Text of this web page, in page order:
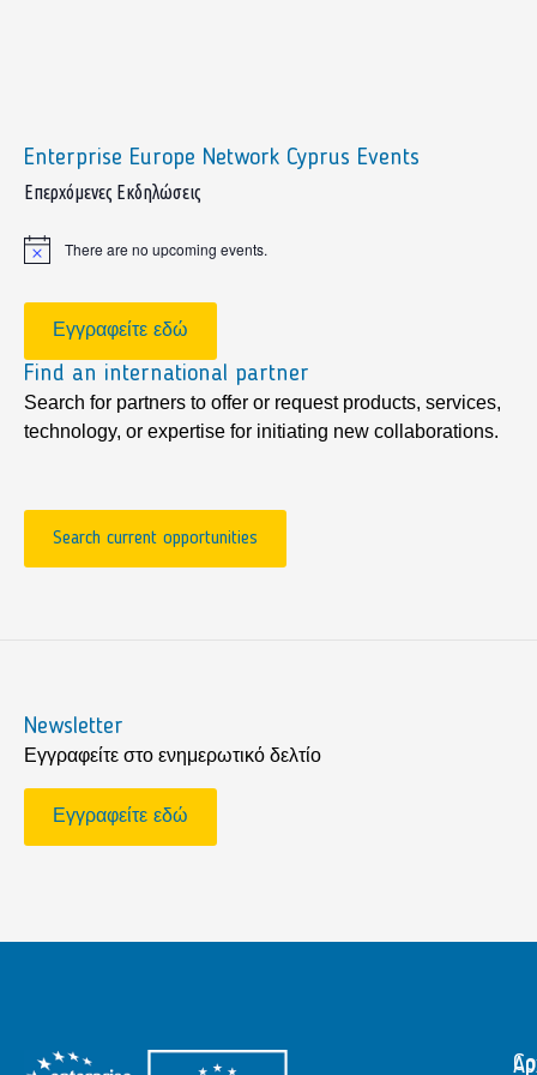
Enterprise Europe Network Cyprus Events
sidebar
Επερχόμενες Εκδηλώσεις
Notice There are no upcoming events.
Εγγραφείτε εδώ
Find an international partner
Search for partners to offer or request products, services,
technology, or expertise for initiating new collaborations.
Search current opportunities
Newsletter
Εγγραφείτε στο ενημερωτικό δελτίο
Εγγραφείτε εδώ